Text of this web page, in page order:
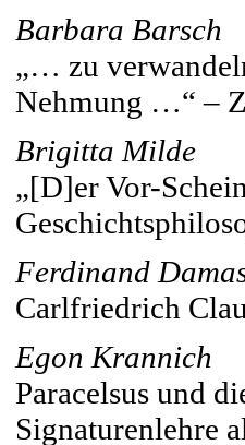
Barbara Barsch
„… zu
Nehmung …“ –
Brigitta Milde
„[D]er Vor-
Ferdinand
Carlfriedrich
Egon Krannich
Paracelsus und
Signaturenlehre